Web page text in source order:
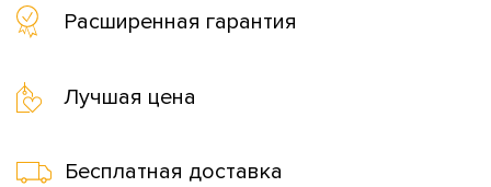
Расширенная гарантия
Лучшая цена
Бесплатная доставка